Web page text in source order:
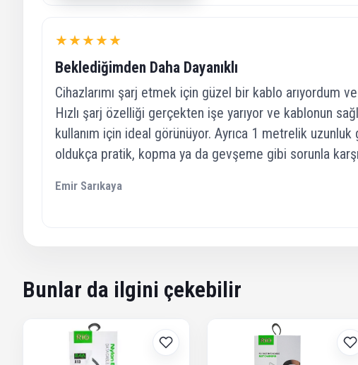
★★★★★
Beklediğimden Daha Dayanıklı
Cihazlarımı şarj etmek için güzel bir kablo arıyordum
Hızlı şarj özelliği gerçekten işe yarıyor ve kablonun
kullanım için ideal görünüyor. Ayrıca 1 metrelik uzunluk
oldukça pratik, kopma ya da gevşeme gibi sorunla
Emir Sarıkaya
Bunlar da ilgini çekebilir